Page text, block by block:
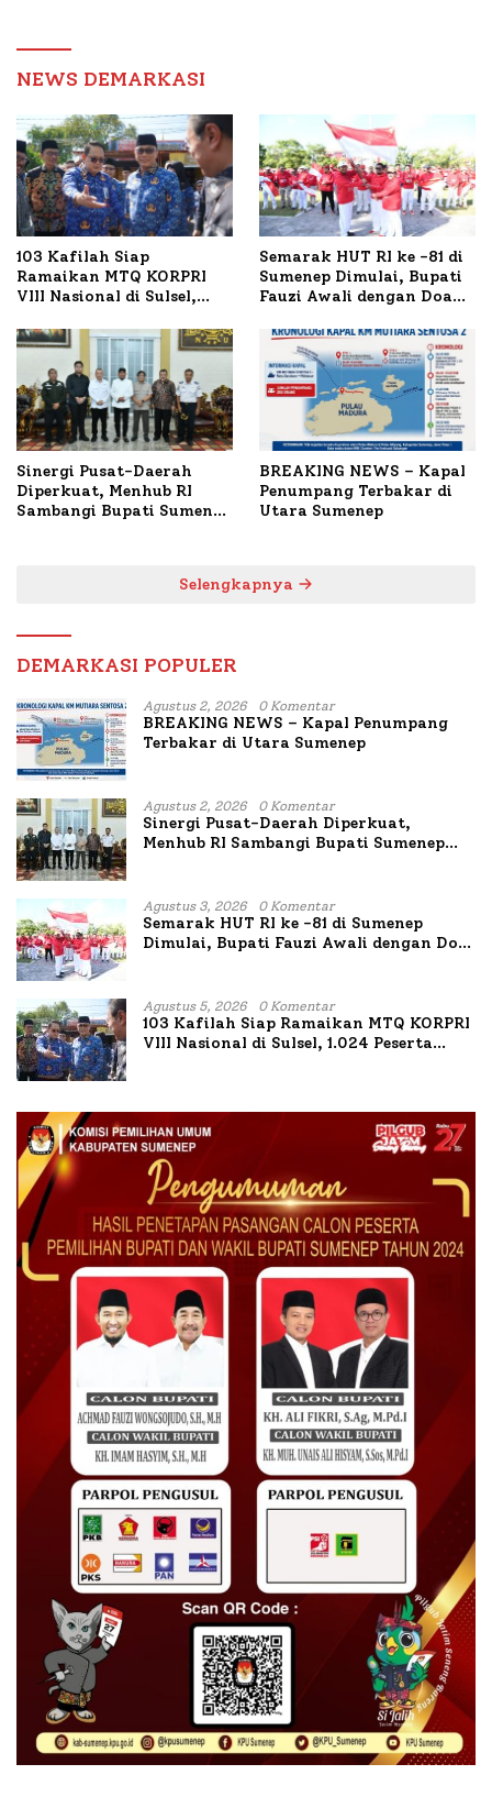
NEWS DEMARKASI
103 Kafilah Siap
Ramaikan MTQ KORPRI
VIII Nasional di Sulsel,
Semarak HUT RI ke -81 di
Sumenep Dimulai, Bupati
Fauzi Awali dengan Doa
Terbakar
Sinergi Pusat-Daerah
Diperkuat, Menhub RI
Sambangi Bupati Sumenep
BREAKING NEWS – Kapal
Penumpang Terbakar di
Utara Sumenep
Selengkapnya
DEMARKASI POPULER
Agustus 2, 2026 0 Komentar
BREAKING NEWS – Kapal Penumpang
Terbakar di Utara Sumenep
Agustus 2, 2026 0 Komentar
Sinergi Pusat-Daerah Diperkuat,
Menhub RI Sambangi Bupati Sumenep
Agustus 3, 2026 0 Komentar
Semarak HUT RI ke -81 di Sumenep
Dimulai, Bupati Fauzi Awali dengan Doa
Agustus 5, 2026 0 Komentar
103 Kafilah Siap Ramaikan MTQ KORPRI
VIII Nasional di Sulsel, 1.024 Peserta